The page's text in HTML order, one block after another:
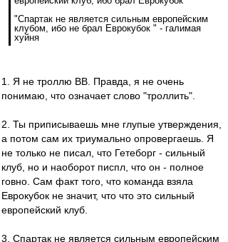
"Спартак не является сильным европейским
клубом, ибо не брал Еврокубок " - галимая
хуйня
1. Я не троллю ВВ. Правда, я не очень
понимаю, что означает слово "троллить".
2. Ты приписываешь мне глупые утверждения,
а потом сам их триумально опровергаешь. Я
не только не писал, что Гетеборг - сильный
клуб, но и наоборот писпл, что он - полное
говно. Сам факт того, что команда взяла
Еврокубок не значит, что что это сильный
европейский клуб.
3. Спартак не является сильным европейским